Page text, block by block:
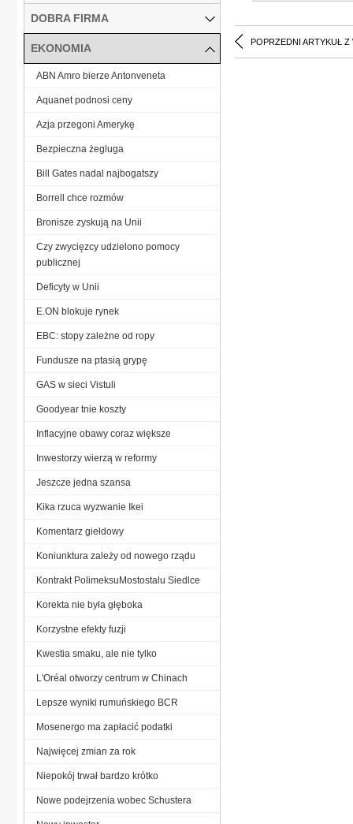
POPRZEDNI ARTYKUŁ Z
DOBRA FIRMA
EKONOMIA
ABN Amro bierze Antonveneta
Aquanet podnosi ceny
Azja przegoni Amerykę
Bezpieczna żegluga
Bill Gates nadal najbogatszy
Borrell chce rozmów
Bronisze zyskują na Unii
Czy zwycięzcy udzielono pomocy
publicznej
Deficyty w Unii
E.ON blokuje rynek
EBC: stopy zależne od ropy
Fundusze na ptasią grypę
GAS w sieci Vistuli
Goodyear tnie koszty
Inflacyjne obawy coraz większe
Inwestorzy wierzą w reformy
Jeszcze jedna szansa
Kika rzuca wyzwanie Ikei
Komentarz giełdowy
Koniunktura zależy od nowego rządu
Kontrakt PolimeksuMostostalu Siedlce
Korekta nie była głęboka
Korzystne efekty fuzji
Kwestia smaku, ale nie tylko
L'Oréal otworzy centrum w Chinach
Lepsze wyniki rumuńskiego BCR
Mosenergo ma zapłacić podatki
Najwięcej zmian za rok
Niepokój trwał bardzo krótko
Nowe podejrzenia wobec Schustera